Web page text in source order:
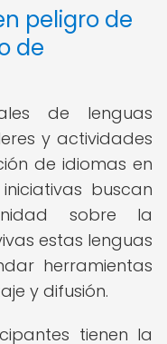
peligro de
de
de lenguas
y actividades
de idiomas en
buscan
sobre la
estas lenguas
herramientas
y difusión.
tienen la